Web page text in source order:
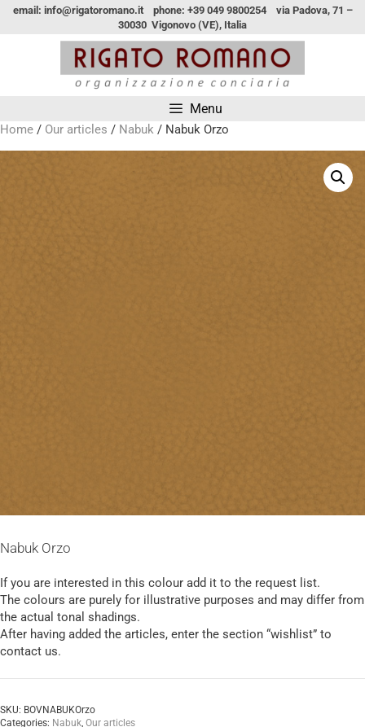
email: info@rigatoromano.it phone: +39 049 9800254 via Padova, 71 –
30030 Vigonovo (VE), Italia
Menu
Home / Our articles / Nabuk / Nabuk Orzo
Nabuk Orzo
If you are interested in this colour add it to the request list.
The colours are purely for illustrative purposes and may differ from
the actual tonal shadings.
After having added the articles, enter the section “wishlist” to
contact us.
SKU: BOVNABUKOrzo
Categories: Nabuk, Our articles